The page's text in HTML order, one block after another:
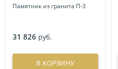
Памятник из гранита П-3
31 826 руб.
В КОРЗИНУ